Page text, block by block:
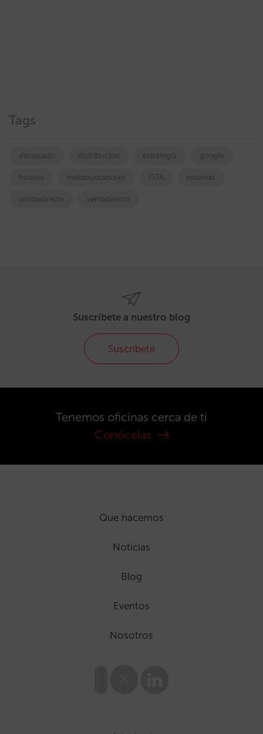
Tags
destacado distribucion estrategia google
hoteles metabuscadores OTA reservas
vendadirecta ventadirecta
Suscríbete a nuestro blog
Suscríbete
Tenemos oficinas cerca de ti
Conócelas
Que hacemos
Noticias
Blog
Eventos
Nosotros